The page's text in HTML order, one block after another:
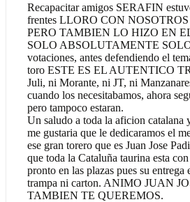
Recapacitar amigos SERAFIN
frentes LLORO CON
PERO TAMBIEN LO HIZO EN
SOLO ABSOLUTAMENTE
votaciones, antes defendiendo el
toro ESTE ES EL AUTENTICO
Juli, ni Morante, ni JT, ni
cuando los necesitabamos, ahora
pero tampoco estaran.
Un saludo a toda la aficion catalana
me gustaria que le dedicaramos el
ese gran torero que es Juan Jose
que toda la Cataluña taurina esta
pronto en las plazas pues su entrega
trampa ni carton. ANIMO JUAN
TAMBIEN TE QUEREMOS.